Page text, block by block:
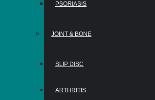
PSORIASIS
JOINT & BONE
SLIP DISC
ARTHRITIS